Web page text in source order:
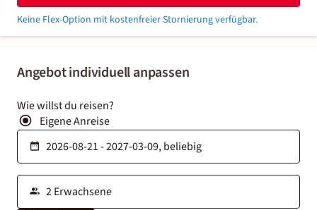
Angebot individuell anpassen
Wie willst du reisen?
Eigene Anreise
Keine Flex-Option mit kostenfreier Stornierung verfügbar.